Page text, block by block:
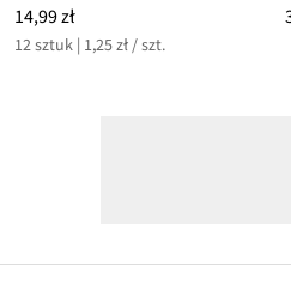
14,99 zł
12 sztuk | 1,25 zł / szt.